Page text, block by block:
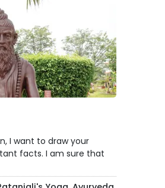
want to draw your
facts. I am sure that